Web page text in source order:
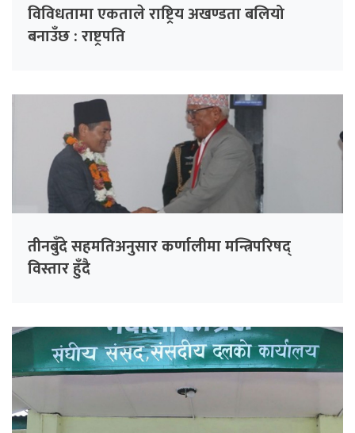
विविधतामा एकताले राष्ट्रिय अखण्डता बलियो
बनाउँछ : राष्ट्रपति
तीनबुँदे सहमतिअनुसार कर्णालीमा मन्त्रिपरिषद्
विस्तार हुँदै